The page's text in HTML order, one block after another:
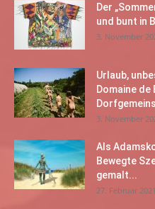
Der
und bunt in
3. November
Urlaub,
Domaine
3. November
Als
Bewegte
gemalt...
27. Februar 2021